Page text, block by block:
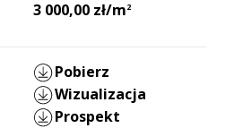
3 000,00 zł/m2
Pobierz
Wizualizacja
Prospekt